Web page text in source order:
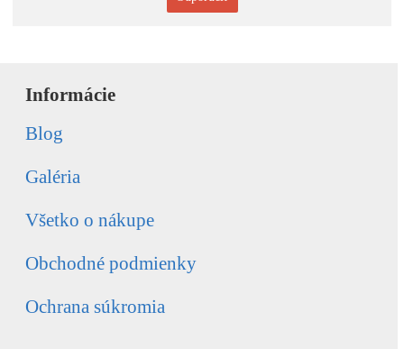
Informácie
Blog
Galéria
Všetko o nákupe
Obchodné podmienky
Ochrana súkromia